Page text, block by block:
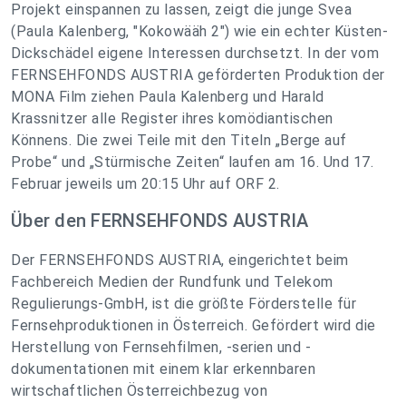
Projekt einspannen zu lassen, zeigt die junge Svea
(Paula Kalenberg, "Kokowääh 2") wie ein echter Küsten-
Dickschädel eigene Interessen durchsetzt. In der vom
FERNSEHFONDS AUSTRIA geförderten Produktion der
MONA Film ziehen Paula Kalenberg und Harald
Krassnitzer alle Register ihres komödiantischen
Könnens. Die zwei Teile mit den Titeln „Berge auf
Probe“ und „Stürmische Zeiten“ laufen am 16. Und 17.
Februar jeweils um 20:15 Uhr auf ORF 2.
Über den FERNSEHFONDS AUSTRIA
Der FERNSEHFONDS AUSTRIA, eingerichtet beim
Fachbereich Medien der Rundfunk und Telekom
Regulierungs-GmbH, ist die größte Förderstelle für
Fernsehproduktionen in Österreich. Gefördert wird die
Herstellung von Fernsehfilmen, -serien und -
dokumentationen mit einem klar erkennbaren
wirtschaftlichen Österreichbezug von